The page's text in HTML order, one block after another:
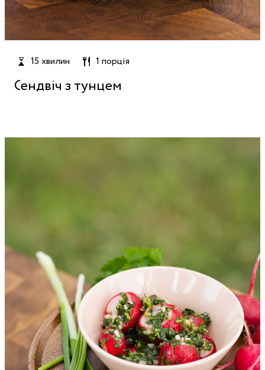
15 хвилин 1 порція
Сендвіч з тунцем